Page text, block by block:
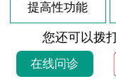
提高性功能
您还可以拨
在线问诊